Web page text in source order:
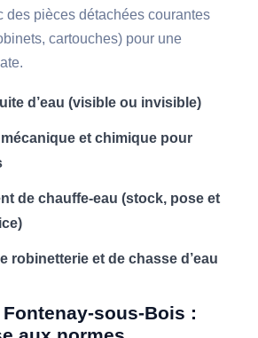
des pièces détachées courantes
cartouches) pour une
d’eau (visible ou invisible)
et chimique pour
de chauffe-eau (stock, pose et
robinetterie et de chasse d’eau
sous-Bois :